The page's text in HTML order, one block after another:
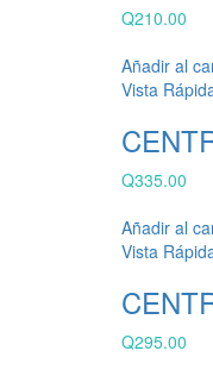
Q210.00
Añadir al
Vista
Q335.00
Añadir al
Vista
Q295.00